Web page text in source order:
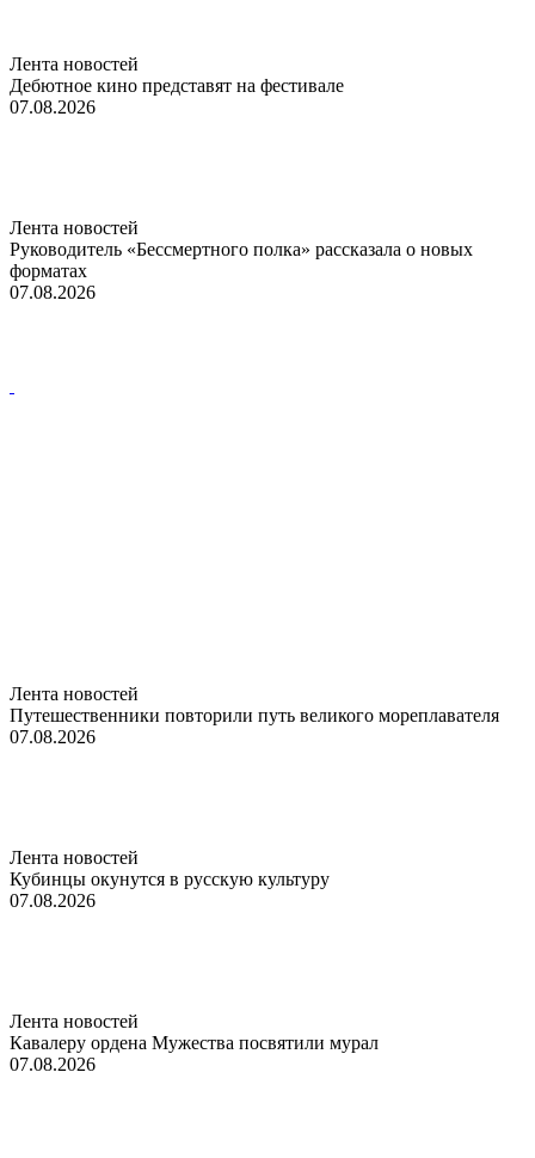
Лента новостей
Дебютное кино представят на фестивале
07.08.2026
Лента новостей
Руководитель «Бессмертного полка» рассказала о новых
форматах
07.08.2026
Лента новостей
Путешественники повторили путь великого мореплавателя
07.08.2026
Лента новостей
Кубинцы окунутся в русскую культуру
07.08.2026
Лента новостей
Кавалеру ордена Мужества посвятили мурал
07.08.2026